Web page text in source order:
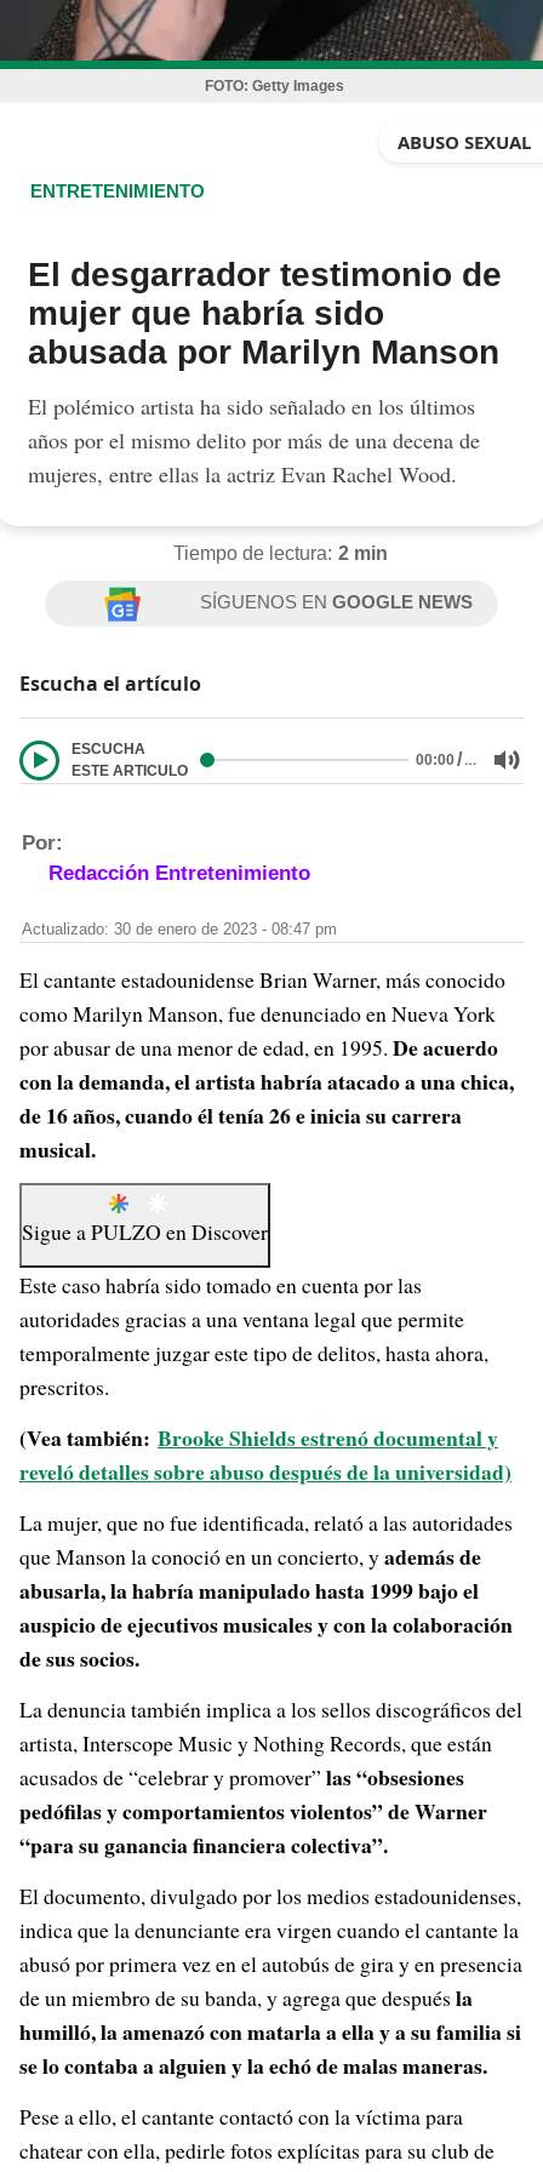
FOTO: Getty Images
ABUSO SEXUAL
ENTRETENIMIENTO
El desgarrador testimonio de
mujer que habría sido
abusada por Marilyn Manson
El polémico artista ha sido señalado en los últimos
años por el mismo delito por más de una decena de
mujeres, entre ellas la actriz Evan Rachel Wood.
Tiempo de lectura: 2 min
SÍGUENOS ENGOOGLE NEWS
Escucha el artículo
ESCUCHA
ESTE ARTICULO
00:00/…
Por:
Redacción Entretenimiento
Actualizado: 30 de enero de 2023 - 08:47 pm
El cantante estadounidense Brian Warner, más conocido
como Marilyn Manson, fue denunciado en Nueva York
por abusar de una menor de edad, en 1995. De acuerdo
con la demanda, el artista habría atacado a una chica,
de 16 años, cuando él tenía 26 e inicia su carrera
musical.
Sigue aPULZO enDiscover
Este caso habría sido tomado en cuenta por las
autoridades gracias a una ventana legal que permite
temporalmente juzgar este tipo de delitos, hasta ahora,
prescritos.
(Vea también: Brooke Shields estrenó documental y
reveló detalles sobre abuso después de la universidad)
La mujer, que no fue identificada, relató a las autoridades
que Manson la conoció en un concierto, yademás de
abusarla, la habría manipulado hasta 1999 bajo el
auspicio de ejecutivos musicales y con la colaboración
de sus socios.
La denuncia también implica a los sellos discográficos del
artista, Interscope Music y Nothing Records, que están
acusados de “celebrar y promover” las “obsesiones
pedófilas y comportamientos violentos” de Warner
“para su ganancia financiera colectiva”.
El documento, divulgado por los medios estadounidenses,
indica que la denunciante era virgen cuando el cantante la
abusó por primera vez en el autobús de gira y en presencia
de un miembro de su banda, y agrega que después la
humilló, la amenazó con matarla a ella y a su familia si
se lo contaba a alguien y la echó de malas maneras.
Pese a ello, el cantante contactó con la víctima para
chatear con ella, pedirle fotos explícitas para su club de